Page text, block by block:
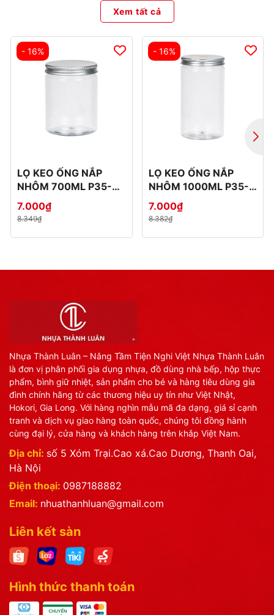
Xem tất cả
- 16%
LỌ KEO ỐNG NẮP
NHÔM 700ML P35-
0886-1
7.000₫
8.349₫
- 16%
LỌ KEO ỐNG NẮP
NHÔM 1000ML P35-
0887-1
7.000₫
8.382₫
Nhựa Thành Luân – Nâng Tầm Tiện Nghi Việt Nhựa Thành Luân
là đơn vị phân phối gia dụng nhựa, đồ dùng nhà bếp, hộp thực
phẩm, bình giữ nhiệt, sản phẩm cho bé và hàng tiêu dùng gia
đình chính hãng từ các thương hiệu uy tín như Việt Nhật,
Hokori, Gia Long. Với hàng nghìn mẫu mã đa dạng, giá sỉ cạnh
tranh và dịch vụ giao hàng toàn quốc, chúng tôi đồng hành
cùng đại lý, cửa hàng và khách hàng trên khắp Việt Nam.
Địa chỉ: số 5 Xóm Trại.Cao xá.Cao Dương, Thanh Oai,
Hà Nội
Điện thoại: 0987188882
Email: nhuathanhluan@gmail.com
Liên kết sàn
Hình thức thanh toán